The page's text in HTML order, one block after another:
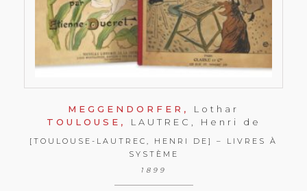
MEGGENDORFER, Lothar
TOULOUSE, LAUTREC, Henri de
[TOULOUSE-LAUTREC, HENRI DE] – LIVRES À
SYSTÈME
1899